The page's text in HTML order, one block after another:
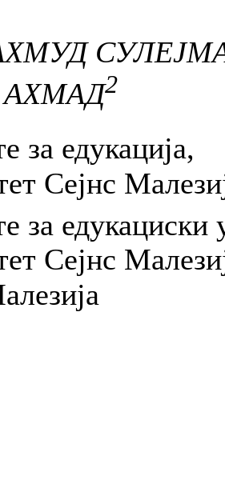
АХМАД2
за едукација,
Сејнс
за едукациски
Сејнс